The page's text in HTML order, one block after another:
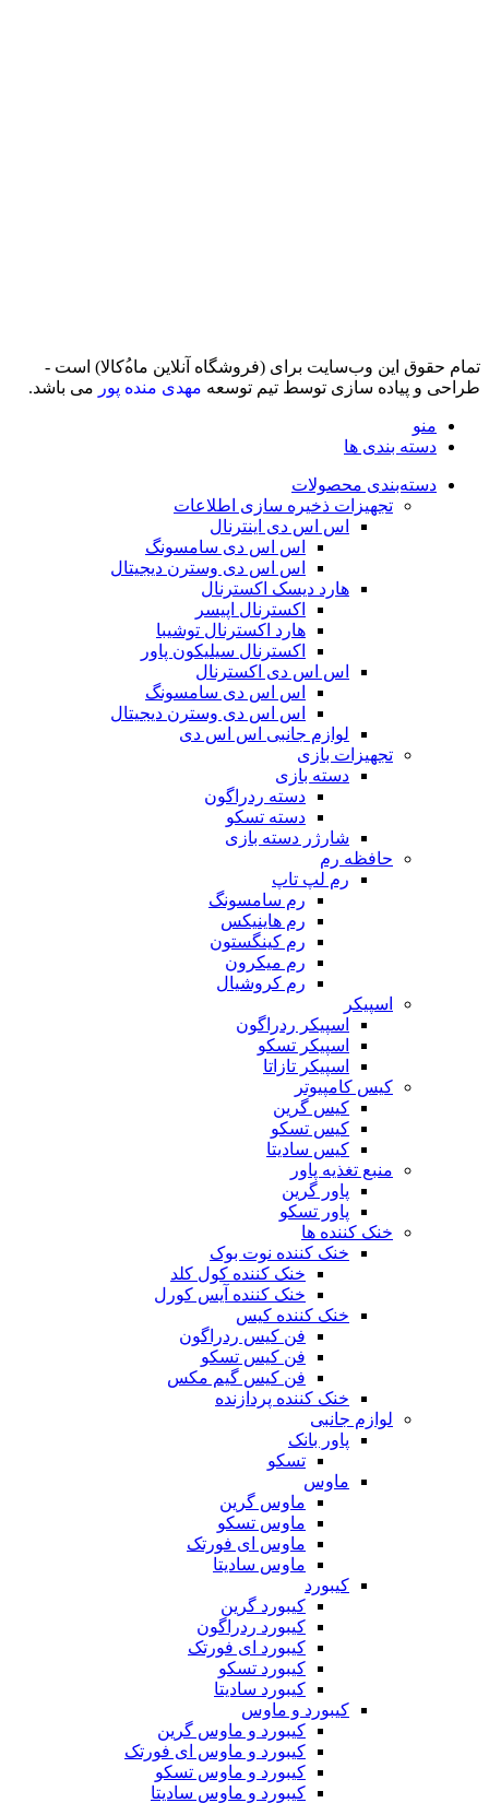
تمام حقوق اين وب‌سايت برای (فروشگاه آنلاین ماه‌‌‌‌‌‌ُکالا) است -
طراحی و پیاده سازی توسط تیم توسعه مهدی منده پور می باشد.
منو
دسته بندی ها
دسته‌بندی محصولات
تجهیزات ذخیره سازی اطلاعات
اس اس دی اینترنال
اس اس دی سامسونگ
اس اس دی وسترن دیجیتال
هارد دیسک اکسترنال
اکسترنال اپیسر
هارد اکسترنال توشیبا
اکسترنال سیلیکون پاور
اس اس دی اکسترنال
اس اس دی سامسونگ
اس اس دی وسترن دیجیتال
لوازم جانبی اس اس دی
تجهیزات بازی
دسته بازی
دسته ردراگون
دسته تسکو
شارژر دسته بازی
حافظه رم
رم لپ تاپ
رم سامسونگ
رم هاینیکس
رم کینگستون
رم میکرون
رم کروشیال
اسپیکر
اسپیکر ردراگون
اسپیکر تسکو
اسپیکر تازاتا
کیس کامپیوتر
کیس گرین
کیس تسکو
کیس سادیتا
منبع تغذیه‌ پاور
پاور گرین
پاور تسکو
خنک کننده ها
خنک کننده نوت بوک
خنک کننده کول کلد
خنک کننده آیس کورل
خنک کننده کیس
فن کیس ردراگون
فن کیس تسکو
فن کیس گیم مکس
خنک کننده پردازنده
لوازم جانبی
پاور بانک
تسکو
ماوس
ماوس گرین
ماوس تسکو
ماوس ای فورتک
ماوس سادیتا
کیبورد
کیبورد گرین
کیبورد ردراگون
کیبورد ای فورتک
کیبورد تسکو
کیبورد سادیتا
کیبورد و ماوس
کیبورد و ماوس گرین
کیبورد و ماوس ای فورتک
کیبورد و ماوس تسکو
کیبورد و ماوس سادیتا